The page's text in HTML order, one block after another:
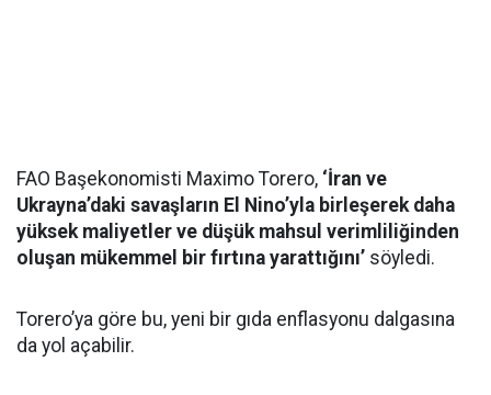
FAO Başekonomisti Maximo Torero, ‘İran ve
Ukrayna’daki savaşların El Nino’yla birleşerek daha
yüksek maliyetler ve düşük mahsul verimliliğinden
oluşan mükemmel bir fırtına yarattığını’ söyledi.
Torero’ya göre bu, yeni bir gıda enflasyonu dalgasına
da yol açabilir.